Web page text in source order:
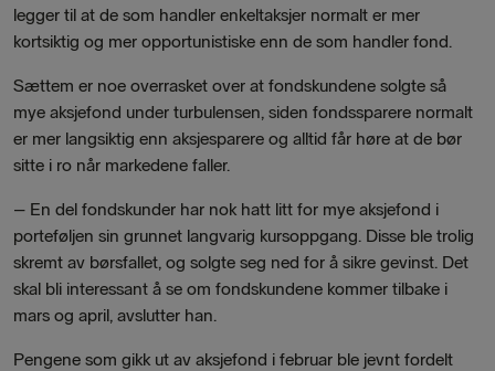
legger til at de som handler enkeltaksjer normalt er mer
kortsiktig og mer opportunistiske enn de som handler fond.
Sættem er noe overrasket over at fondskundene solgte så
mye aksjefond under turbulensen, siden fondssparere normalt
er mer langsiktig enn aksjesparere og alltid får høre at de bør
sitte i ro når markedene faller.
– En del fondskunder har nok hatt litt for mye aksjefond i
porteføljen sin grunnet langvarig kursoppgang. Disse ble trolig
skremt av børsfallet, og solgte seg ned for å sikre gevinst. Det
skal bli interessant å se om fondskundene kommer tilbake i
mars og april, avslutter han.
Pengene som gikk ut av aksjefond i februar ble jevnt fordelt